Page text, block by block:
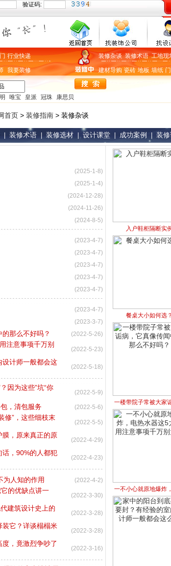
验证码:
行业快递 装修杂谈装修术语工地
我要装修 建材导购 瓷砖 地板 墙纸
唯宝 皇派 冠珠 康思贝
首页 > 装修指南 > 装修杂谈
装修术语 装修选材 设计课堂 成功案例 装
(2025-1-8)
(2025-1-4)
(2024-12-28)
(2024-11-26)
(2024-8-5)
(2023-4-7)
(2023-4-7)
(2023-4-7)
(2023-4-7)
(2023-4-7)
(2023-4-7)
(2023-3-7)
那么不好吗？ (2022-5-26)
注意事项千万别
(2022-5-23)
设计师一般都会这
(2022-5-18)
因为这些”坑“你
(2022-5-9)
，清包服务 (2022-5-6)
修”，这些细枝末
(2022-5-5)
膜，原来真正的原
(2022-4-29)
话，90%的人都犯
(2022-4-23)
为人知的作用 (2022-4-2)
的优缺点讲一
(2022-3-30)
建筑设计史上的
(2022-3-28)
装它？详谈榻榻米
(2022-3-28)
，竟激烈争吵了
(2022-3-16)
入户鞋柜隔断实
餐桌大小如何选？
一楼带院子常被大家
一不小心就原地爆炸